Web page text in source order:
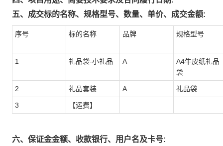
五、成交标的名称、规格型号、数量、单价、成交金额:
序号 标的名称 品牌 规格型号
1 礼品袋-小礼品 A
A4牛皮纸礼品
袋
2 礼品套装 A 礼品袋
3 【运费】
六、保证金金额、收款银行、用户名及卡号: